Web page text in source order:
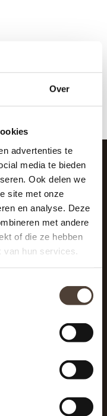
Over
advertenties te
media te bieden
Ook delen we
site met onze
en analyse. Deze
met andere
of die ze hebben
hun services.
NIEUWSBRIEF
latest offers